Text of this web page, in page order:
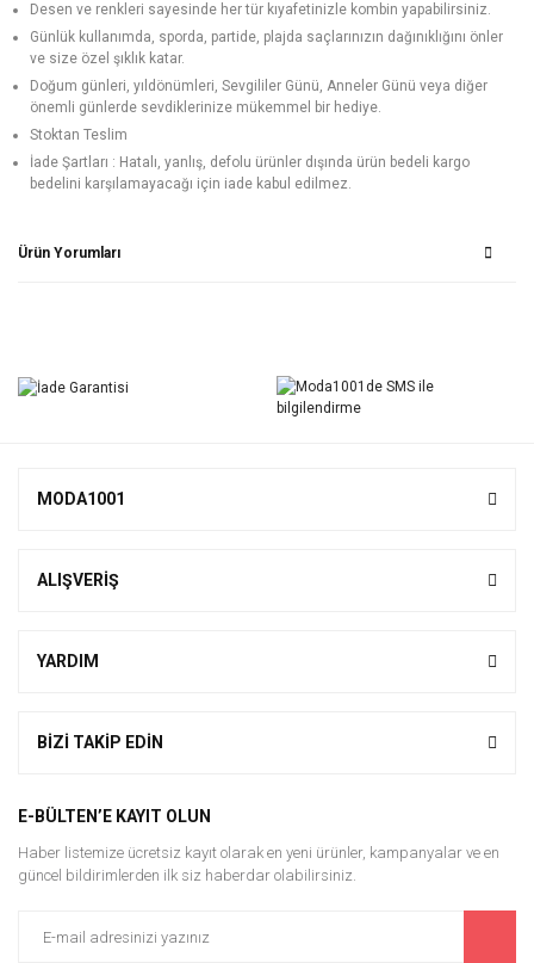
Desen ve renkleri sayesinde her tür kıyafetinizle kombin yapabilirsiniz.
Günlük kullanımda, sporda, partide, plajda saçlarınızın dağınıklığını önler
ve size özel şıklık katar.
Doğum günleri, yıldönümleri, Sevgililer Günü, Anneler Günü veya diğer
önemli günlerde sevdiklerinize mükemmel bir hediye.
Stoktan Teslim
İade Şartları : Hatalı, yanlış, defolu ürünler dışında ürün bedeli kargo
bedelini karşılamayacağı için iade kabul edilmez.
Ürün Yorumları
Yorum Yaz
MODA1001
ALIŞVERİŞ
YARDIM
BİZİ TAKİP EDİN
E-BÜLTEN’E KAYIT OLUN
Haber listemize ücretsiz kayıt olarak en yeni ürünler, kampanyalar ve en
güncel bildirimlerden ilk siz haberdar olabilirsiniz.